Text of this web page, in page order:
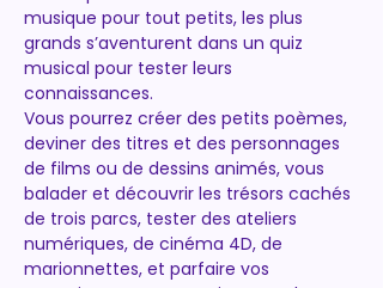
musique pour tout petits, les plus
grands s’aventurent dans un quiz
musical pour tester leurs
connaissances.
Vous pourrez créer des petits poèmes,
deviner des titres et des personnages
de films ou de dessins animés, vous
balader et découvrir les trésors cachés
de trois parcs, tester des ateliers
numériques, de cinéma 4D, de
marionnettes, et parfaire vos